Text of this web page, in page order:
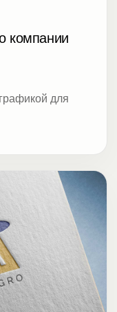
компании
для